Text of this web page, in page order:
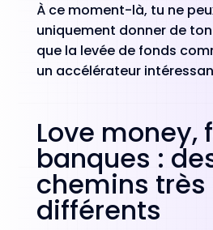
À ce moment-là, tu ne
uniquement donner de
que la levée de fonds
un accélérateur
Love money,
banques :
chemins très
différents